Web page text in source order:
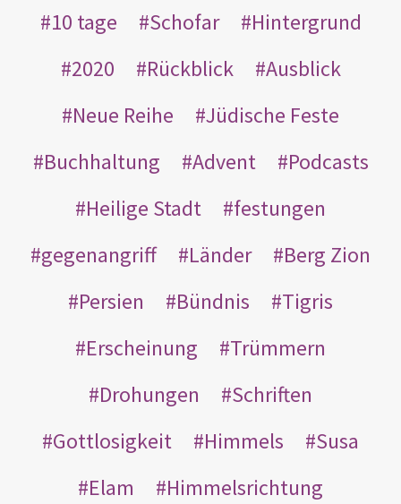
10 tage
Schofar
Hintergrund
2020
Rückblick
Ausblick
Neue Reihe
Jüdische Feste
Buchhaltung
Advent
Podcasts
Heilige Stadt
festungen
gegenangriff
Länder
Berg Zion
Persien
Bündnis
Tigris
Erscheinung
Trümmern
Drohungen
Schriften
Gottlosigkeit
Himmels
Susa
Elam
Himmelsrichtung